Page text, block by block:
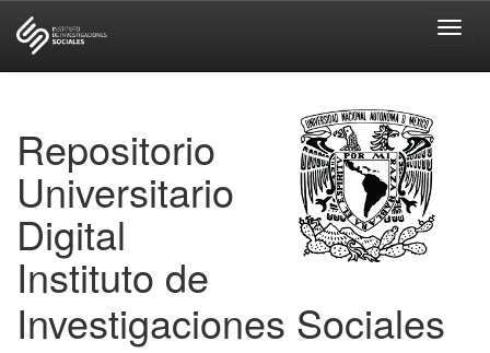
Repositorio
Universitario
Digital
Instituto de
Investigaciones Sociales